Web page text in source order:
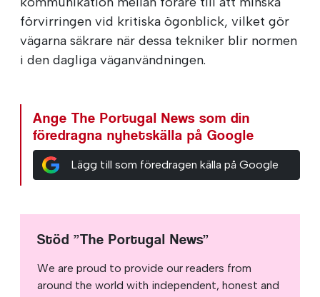
förvirringen vid kritiska ögonblick, vilket gör
vägarna säkrare när dessa tekniker blir normen
i den dagliga väganvändningen.
Ange The Portugal News som din
föredragna nyhetskälla på Google
Lägg till som föredragen källa på Google
Stöd ”The Portugal News”
We are proud to provide our readers from
around the world with independent, honest and